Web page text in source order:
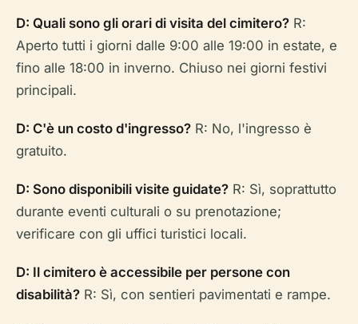
D: Quali sono gli orari di visita del cimitero? R:
Aperto tutti i giorni dalle 9:00 alle 19:00 in estate, e
fino alle 18:00 in inverno. Chiuso nei giorni festivi
principali.
D: C'è un costo d'ingresso? R: No, l'ingresso è
gratuito.
D: Sono disponibili visite guidate? R: Sì, soprattutto
durante eventi culturali o su prenotazione;
verificare con gli uffici turistici locali.
D: Il cimitero è accessibile per persone con
disabilità? R: Sì, con sentieri pavimentati e rampe.